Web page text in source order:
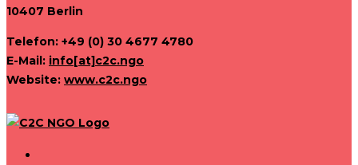
10407 Berlin
Telefon: +49 (0) 30 4677 4780
E-Mail: info[at]c2c.ngo
Website: www.c2c.ngo